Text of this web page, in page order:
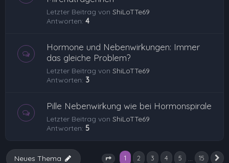
Letzter Beitrag von ShiLoTTe69
Antworten: 4
Hormone und Nebenwirkungen: Immer
das gleiche Problem?
Letzter Beitrag von ShiLoTTe69
Antworten: 3
Pille Nebenwirkung wie bei Hormonspirale
Letzter Beitrag von ShiLoTTe69
Antworten: 5
Seite 1 von 15
1 2 3 4 5 … 15
Neues Thema